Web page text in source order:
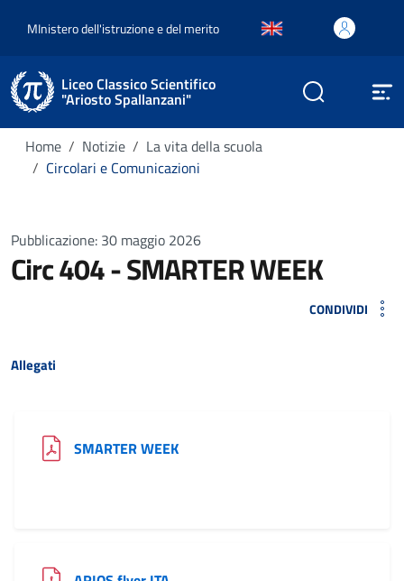
MInistero dell'istruzione e del merito
Liceo Classico Scientifico
"Ariosto Spallanzani"
Home Notizie
La vita della scuola
Circolari e Comunicazioni
Pubblicazione: 30 maggio 2026
Circ 404 - SMARTER WEEK
CONDIVIDI
Allegati
SMARTER WEEK(file PDF)